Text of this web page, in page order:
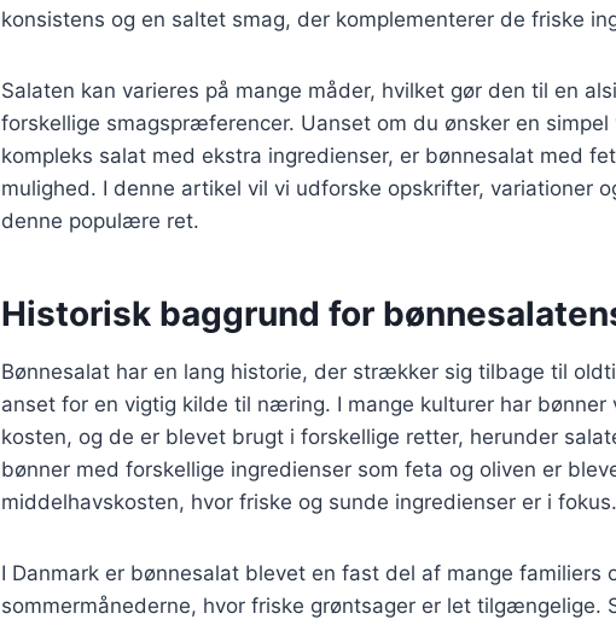
konsistens og en saltet smag, der komplementerer de friske
Salaten kan varieres på mange måder, hvilket gør den til en
forskellige smagspræferencer. Uanset om du ønsker en simpel
kompleks salat med ekstra ingredienser, er bønnesalat med
mulighed. I denne artikel vil vi udforske opskrifter, variationer
denne populære ret.
Historisk baggrund for
Bønnesalat har en lang historie, der strækker sig tilbage til
anset for en vigtig kilde til næring. I mange kulturer har
kosten, og de er blevet brugt i forskellige retter, herunder
bønner med forskellige ingredienser som feta og oliven er
middelhavskosten, hvor friske og sunde ingredienser er i fokus.
I Danmark er bønnesalat blevet en fast del af mange familiers
sommermånederne, hvor friske grøntsager er let tilgængelige.